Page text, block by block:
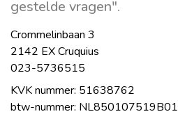
gestelde vragen".
Crommelinbaan 3
2142 EX Cruquius
023-5736515
KVK nummer: 51638762
btw-nummer: NL850107519B01